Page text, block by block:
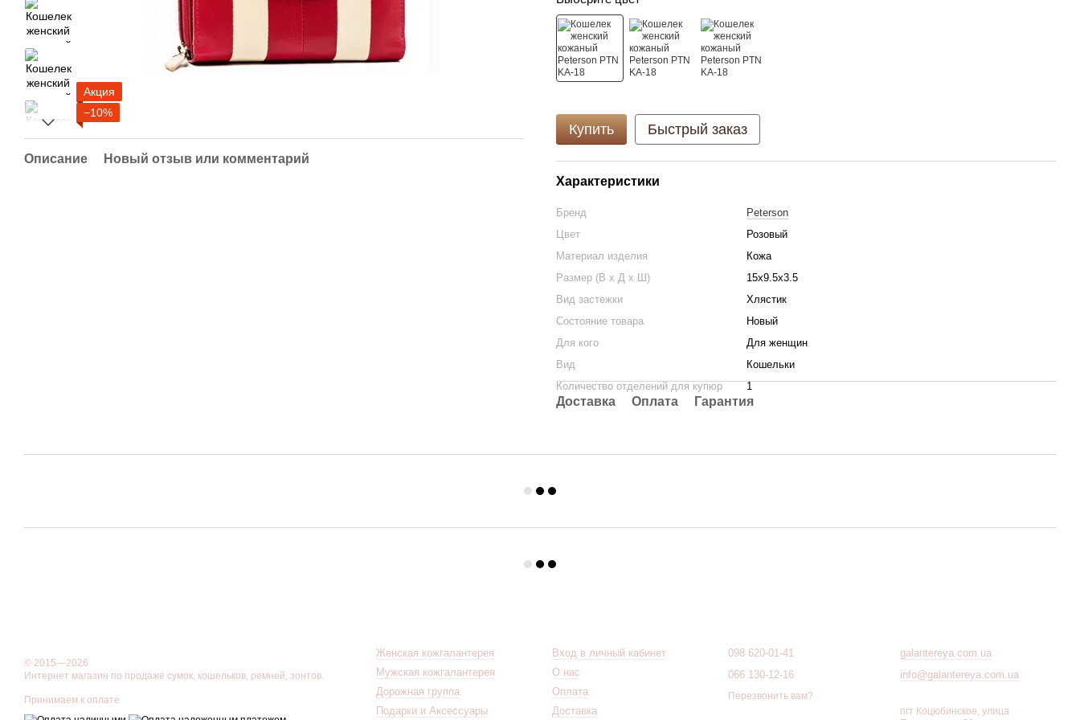
Акция
−10%
Описание Новый отзыв или комментарий
Купить Быстрый заказ
Характеристики
Бренд
Peterson
Цвет
Розовый
Материал изделия
Кожа
Размер (В х Д х Ш)
15х9.5х3.5
Вид застежки
Хлястик
Состояние товара
Новый
Для кого
Для женщин
Вид
Кошельки
Количество отделений для купюр
1
Доставка Оплата Гарантия
© 2015—2026
Интернет магазин по продаже сумок, кошельков, ремней, зонтов.
Принимаем к оплате
Женская кожгалантерея
Мужская кожгалантерея
Дорожная группа
Подарки и Аксессуары
Вход в личный кабинет
О нас
Оплата
Доставка
098 620-01-41
066 130-12-16
Перезвонить вам?
galantereya.com.ua
info@galantereya.com.ua
пгт Коцюбинское, улица